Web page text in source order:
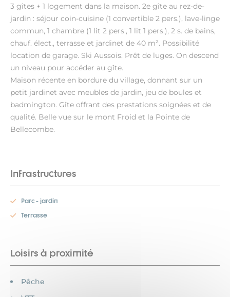
3 gîtes + 1 logement dans la maison. 2e gîte au rez-de-
jardin : séjour coin-cuisine (1 convertible 2 pers.), lave-linge
commun, 1 chambre (1 lit 2 pers., 1 lit 1 pers.), 2 s. de bains,
chauf. élect., terrasse et jardinet de 40 m². Possibilité
location de garage. Ski Aussois. Prêt de luges. On descend
un niveau pour accéder au gîte.
Maison récente en bordure du village, donnant sur un
petit jardinet avec meubles de jardin, jeu de boules et
badmington. Gîte offrant des prestations soignées et de
qualité. Belle vue sur le mont Froid et la Pointe de
Bellecombe.
Infrastructures
Parc - jardin
Terrasse
Loisirs à proximité
Pêche